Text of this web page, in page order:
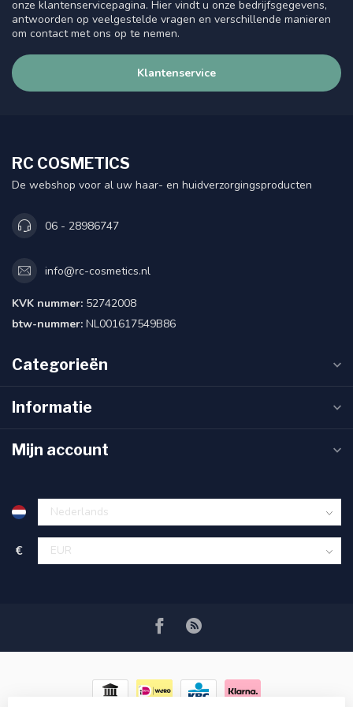
onze klantenservicepagina. Hier vindt u onze bedrijfsgegevens,
antwoorden op veelgestelde vragen en verschillende manieren
om contact met ons op te nemen.
Klantenservice
RC COSMETICS
De webshop voor al uw haar- en huidverzorgingsproducten
06 - 28986747
info@rc-cosmetics.nl
KVK nummer: 52742008
btw-nummer: NL001617549B86
Categorieën
Informatie
Mijn account
€